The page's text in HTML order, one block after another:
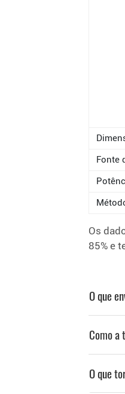
Fonte
Os
85% e
O que
Como a
O que